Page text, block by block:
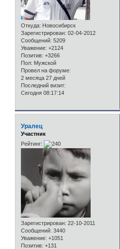
Откуда: Новосибирск
Зарегистрирован: 02-04-2012
Сообщений: 5209
Уважение: +2124
Позитив: +3266
Пол: Мужской
Провел на форуме:
2 месяца 27 дней
Последний визит:
Сегодня 08:17:14
Уралец
Участник
Рейтинг:
Зарегистрирован: 22-10-2011
Сообщений: 3440
Уважение: +1051
Позитив: +131